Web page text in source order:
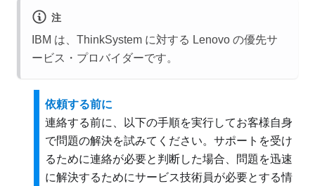
注
IBM は、ThinkSystem に対する Lenovo の優先サ
ービス・プロバイダーです。
依頼する前に
連絡する前に、以下の手順を実行してお客様自身
で問題の解決を試みてください。サポートを受け
るために連絡が必要と判断した場合、問題を迅速
に解決するためにサービス技術員が必要とする情